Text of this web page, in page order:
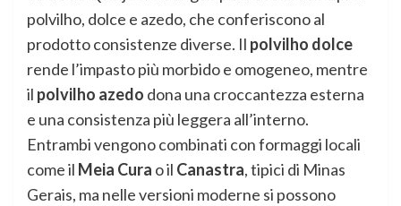
polvilho, dolce e azedo, che conferiscono al
prodotto consistenze diverse. Il polvilho dolce
rende l’impasto più morbido e omogeneo, mentre
il polvilho azedo dona una croccantezza esterna
e una consistenza più leggera all’interno.
Entrambi vengono combinati con formaggi locali
come il Meia Cura o il Canastra, tipici di Minas
Gerais, ma nelle versioni moderne si possono